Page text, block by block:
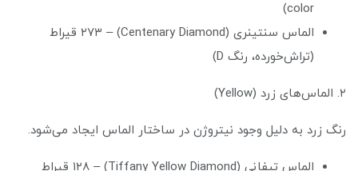
color)
الماس سنتینری (Centenary Diamond) – ۲۷۳ قیراط
(تراش‌خورده، رنگ D)
۲. الماس‌های زرد (Yellow)
رنگ زرد به دلیل وجود نیتروژن در ساختار الماس ایجاد می‌شود.
الماس تیفانی (Tiffany Yellow Diamond) – ۱۲۸ قیراط